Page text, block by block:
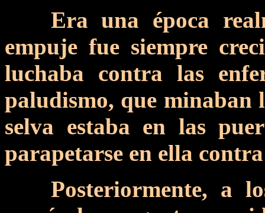
Era una época
empuje fue siempre
luchaba contra las
paludismo, que minaban
selva estaba en las
parapetarse en ella
Posteriormente, a